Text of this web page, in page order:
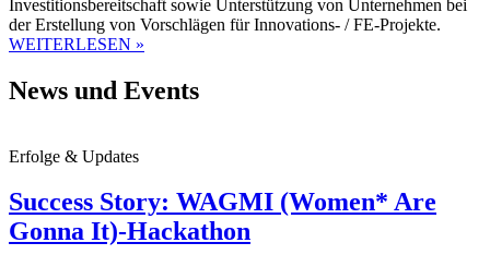
Investitionsbereitschaft sowie Unterstützung von Unternehmen bei
der Erstellung von Vorschlägen für Innovations- / FE-Projekte.
WEITERLESEN »
News und Events
Erfolge & Updates
Success Story: WAGMI (Women* Are
Gonna It)-Hackathon